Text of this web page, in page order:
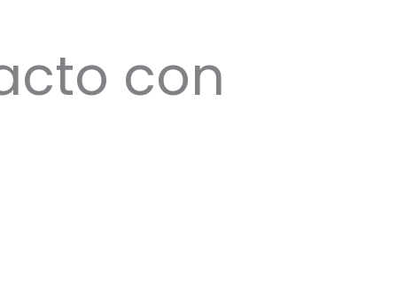
con